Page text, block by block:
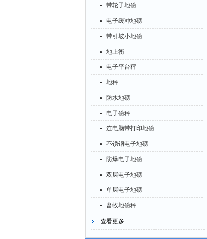
带轮子地磅
电子缓冲地磅
带引坡小地磅
地上衡
电子平台秤
地秤
防水地磅
电子磅秤
连电脑带打印地磅
不锈钢电子地磅
防爆电子地磅
双层电子地磅
单层电子地磅
畜牧地磅秤
查看更多